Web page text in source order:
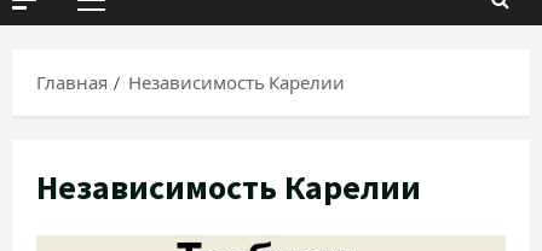
Главная Независимость Карелии
Независимость Карелии